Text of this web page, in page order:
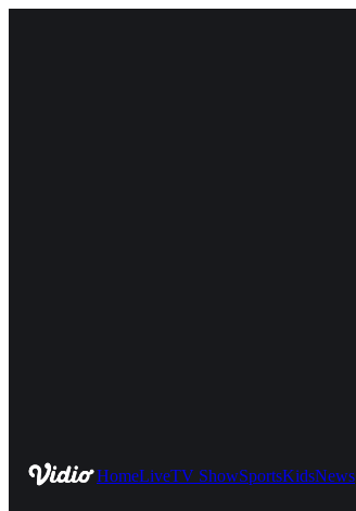
HomeLiveTV ShowSportsKidsNews